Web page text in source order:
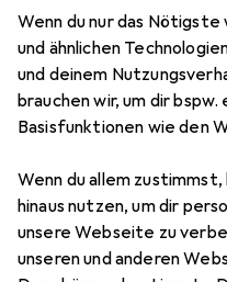
Wenn du nur das
und ähnlichen
und deinem
brauchen wir, um dir bspw.
Basisfunktionen wie den
Wenn du allem
hinaus nutzen, um dir
unsere Webseite zu
unseren und anderen
vidaXL
36.50 x